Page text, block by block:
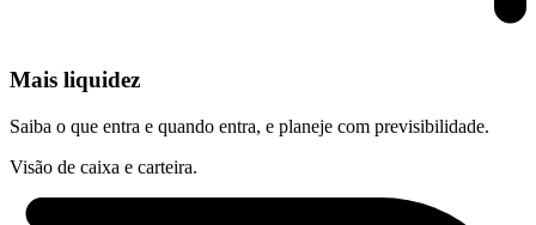
Mais liquidez
Saiba o que entra e quando entra, e planeje com previsibilidade.
Visão de caixa e carteira.